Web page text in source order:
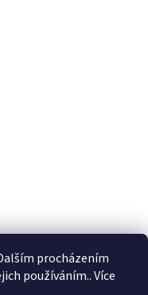
procházením
používáním.. Více
229